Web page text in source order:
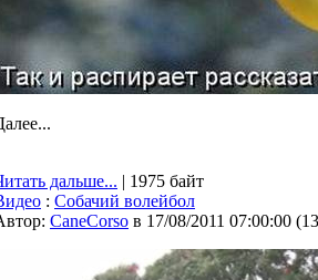
дальше... | 1975 байт
: Собачий волейбол
CaneCorso в 17/08/2011 07:00:00 (